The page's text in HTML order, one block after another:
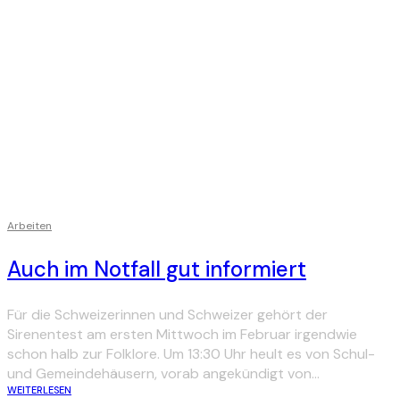
Arbeiten
Auch im Notfall gut informiert
Für die Schweizerinnen und Schweizer gehört der
Sirenentest am ersten Mittwoch im Februar irgendwie
schon halb zur Folklore. Um 13:30 Uhr heult es von Schul-
und Gemeindehäusern, vorab angekündigt von...
WEITERLESEN